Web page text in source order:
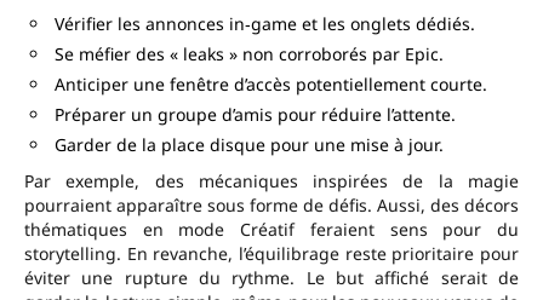
Vérifier les annonces in‑game et les onglets dédiés.
Se méfier des « leaks » non corroborés par Epic.
Anticiper une fenêtre d’accès potentiellement courte.
Préparer un groupe d’amis pour réduire l’attente.
Garder de la place disque pour une mise à jour.
Par exemple, des mécaniques inspirées de la magie
pourraient apparaître sous forme de défis. Aussi, des décors
thématiques en mode Créatif feraient sens pour du
storytelling. En revanche, l’équilibrage reste prioritaire pour
éviter une rupture du rythme. Le but affiché serait de